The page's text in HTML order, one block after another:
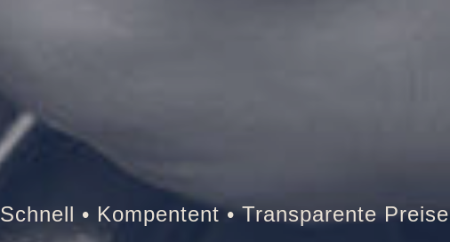
Tresor • Auto • Briefkasten • Brandschutztür